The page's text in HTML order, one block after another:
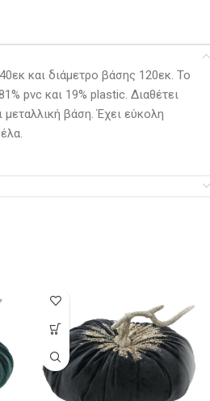
και διάμετρο βάσης 120εκ. Το
pvc και 19% plastic. Διαθέτει
βάση. Έχει εύκολη